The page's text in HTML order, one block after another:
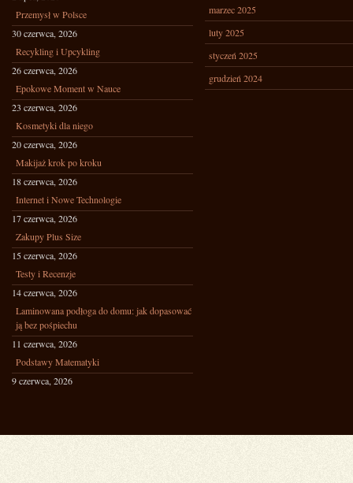
Przemysł w Polsce
30 czerwca, 2026
Recykling i Upcykling
26 czerwca, 2026
Epokowe Moment w Nauce
23 czerwca, 2026
Kosmetyki dla niego
20 czerwca, 2026
Makijaż krok po kroku
18 czerwca, 2026
Internet i Nowe Technologie
17 czerwca, 2026
Zakupy Plus Size
15 czerwca, 2026
Testy i Recenzje
14 czerwca, 2026
Laminowana podłoga do domu: jak dopasować
ją bez pośpiechu
11 czerwca, 2026
Podstawy Matematyki
9 czerwca, 2026
marzec 2025
luty 2025
styczeń 2025
grudzień 2024